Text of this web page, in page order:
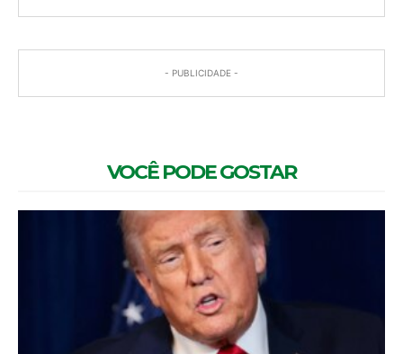
- PUBLICIDADE -
VOCÊ PODE GOSTAR